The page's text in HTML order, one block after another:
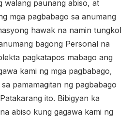
walang paunang abiso, at
mga pagbabago sa anumang
hawak na namin tungkol
bagong Personal na
pagkatapos mabago ang
kami ng mga pagbabago,
pamamagitan ng pagbabago
ito. Bibigyan ka
abiso kung gagawa kami ng